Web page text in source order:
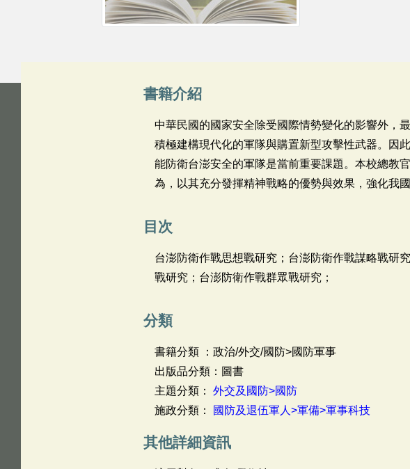
書籍介紹
中華民國的國家安全除受國際情勢變化的影響外，
積極建構現代化的軍隊與購置新型攻擊性武器。因
能防衛台澎安全的軍隊是當前重要課題。本校總教
為，以其充分發揮精神戰略的優勢與效果，強化我國
目次
台澎防衛作戰思想戰研究；台澎防衛作戰謀略戰研
戰研究；台澎防衛作戰群眾戰研究；
分類
書籍分類 ：政治/外交/國防>國防軍事
出版品分類：圖書
主題分類： 外交及國防>國防
施政分類：
國防及退伍軍人>軍備>軍事科技
其他詳細資訊